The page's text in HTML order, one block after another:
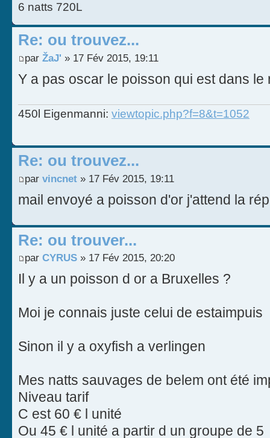
6 natts 720L
Re: ou trouvez...
par ŽaJ' » 17 Fév 2015, 19:11
Y a pas oscar le poisson qui est dans le
450l Eigenmanni: viewtopic.php?f=8&t=1052
Re: ou trouvez...
par vincnet » 17 Fév 2015, 19:11
mail envoyé a poisson d'or j'attend la
Re: ou trouver...
par CYRUS » 17 Fév 2015, 20:20
Il y a un poisson d or a Bruxelles ?
Moi je connais juste celui de estaimpuis
Sinon il y a oxyfish a verlingen
Mes natts sauvages de belem ont été
Niveau tarif
C est 60 € l unité
Ou 45 € l unité a partir d un groupe de 5